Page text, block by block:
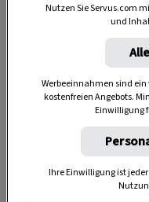
Nutzen Sie Servus.com
und
Werbeeinnahmen sind
kostenfreien Angebots.
Einwilligung
Ihre Einwilligung ist